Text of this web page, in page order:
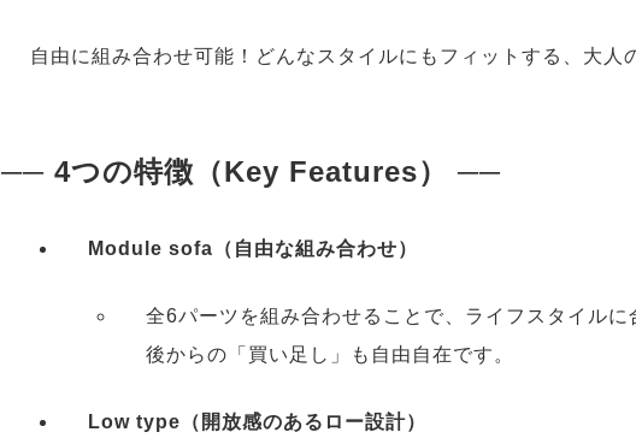
自由に組み合わせ可能！どんなスタイルにもフィットする、大人
── 4つの特徴（Key Features） ──
Module sofa（自由な組み合わせ）
全6パーツを組み合わせることで、ライフスタイルに
後からの「買い足し」も自由自在です。
Low type（開放感のあるロー設計）